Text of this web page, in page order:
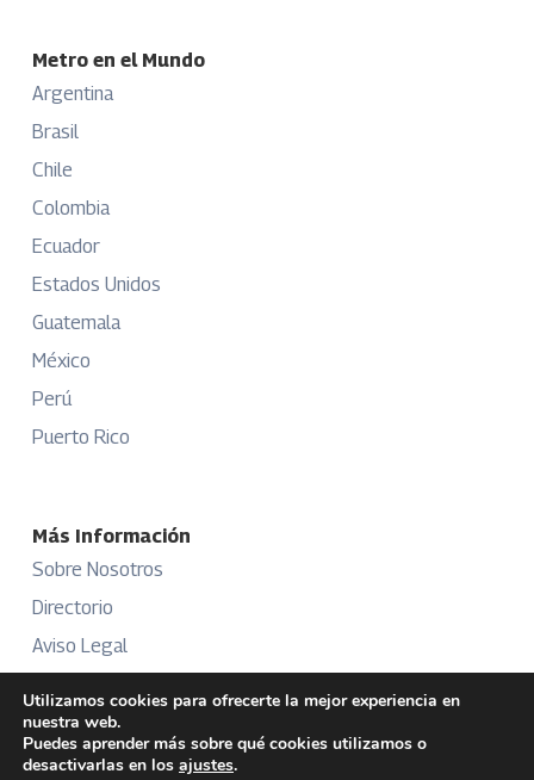
Metro en el Mundo
Argentina
Brasil
Chile
Colombia
Ecuador
Estados Unidos
Guatemala
México
Perú
Puerto Rico
Más Información
Sobre Nosotros
Directorio
Aviso Legal
Publicidad
Utilizamos cookies para ofrecerte la mejor experiencia en
nuestra web.
Puedes aprender más sobre qué cookies utilizamos o
desactivarlas en los ajustes.